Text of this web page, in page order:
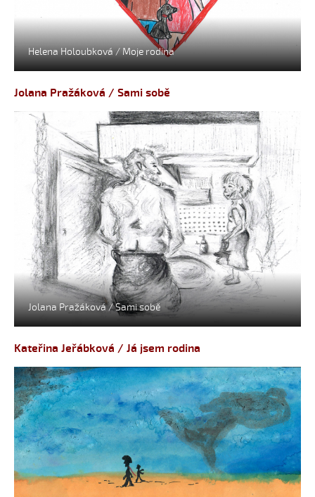
Helena Holoubková / Moje rodina
Jolana Pražáková / Sami sobě
Jolana Pražáková / Sami sobě
Kateřina Jeřábková / Já jsem rodina